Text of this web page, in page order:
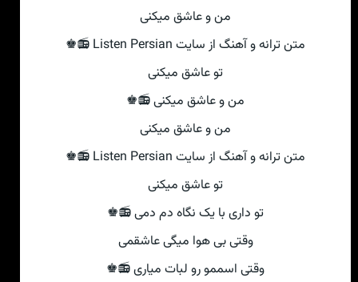
من و عاشق میکنی‌
متن ترانه و آهنگ از سایت Listen Persian 📻♚
تو عاشق میکنی‌
من و عاشق میکنی‌ 📻♚
من و عاشق میکنی‌
متن ترانه و آهنگ از سایت Listen Persian 📻♚
تو عاشق میکنی‌
تو داری با یک نگاه دم دمی 📻♚
وقتی‌ بی‌ هوا میگی‌ عاشقمی
وقتی‌ اسممو رو لبات میاری 📻♚